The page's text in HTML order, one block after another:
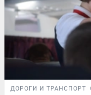
ДОРОГИ И ТРАНСПОРТ